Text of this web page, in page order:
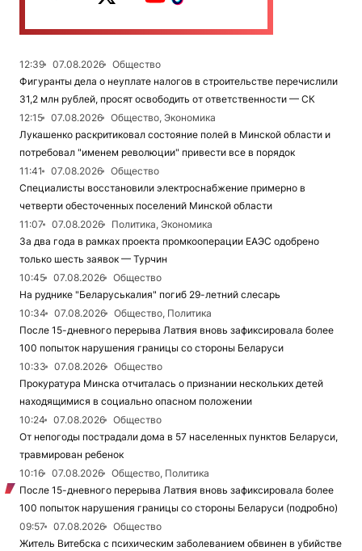
12:39 07.08.2026
Общество
Фигуранты дела о неуплате налогов в строительстве перечислили
31,2 млн рублей, просят освободить от ответственности — СК
12:15
07.08.2026
Общество, Экономика
Лукашенко раскритиковал состояние полей в Минской области и
потребовал "именем революции" привести все в порядок
11:41
07.08.2026
Общество
Специалисты восстановили электроснабжение примерно в
четверти обесточенных поселений Минской области
11:07
07.08.2026
Политика, Экономика
За два года в рамках проекта промкооперации ЕАЭС одобрено
только шесть заявок — Турчин
10:45
07.08.2026
Общество
На руднике "Беларуськалия" погиб 29-летний слесарь
10:34
07.08.2026
Общество, Политика
После 15-дневного перерыва Латвия вновь зафиксировала более
100 попыток нарушения границы со стороны Беларуси
10:33
07.08.2026
Общество
Прокуратура Минска отчиталась о признании нескольких детей
находящимися в социально опасном положении
10:24
07.08.2026
Общество
От непогоды пострадали дома в 57 населенных пунктов Беларуси,
травмирован ребенок
10:16
07.08.2026
Общество, Политика
После 15-дневного перерыва Латвия вновь зафиксировала более
100 попыток нарушения границы со стороны Беларуси (подробно)
09:57
07.08.2026
Общество
Житель Витебска с психическим заболеванием обвинен в убийстве